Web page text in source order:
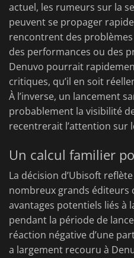
actuel, les rumeurs sur la
peuvent se propager
rencontrent des
des performances ou des
Denuvo pourrait
critiques, qu’il en soit
À l’inverse, un lancement
probablement la visibilité
recentrerait l’attention sur
Un calcul familier
La décision d’Ubisoft
nombreux grands éditeurs
avantages potentiels liés à
pendant la période de
réaction négative d’une
a largement recouru à